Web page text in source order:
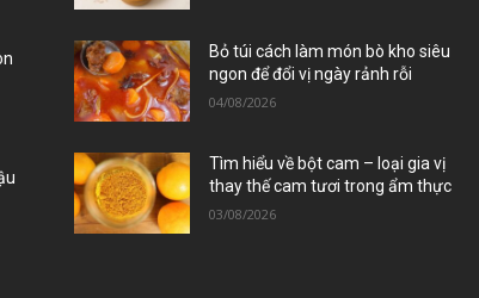
Bỏ túi cách làm món bò kho siêu
ngon để đổi vị ngày rảnh rỗi
04/08/2026
Tìm hiểu về bột cam – loại gia vị
thay thế cam tươi trong ẩm thực
03/08/2026